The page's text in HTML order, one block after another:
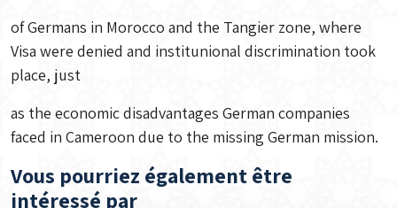
of Germans in Morocco and the Tangier zone, where
Visa were denied and institunional discrimination took
place, just
as the economic disadvantages German companies
faced in Cameroon due to the missing German mission.
Vous pourriez également être
intéressé par